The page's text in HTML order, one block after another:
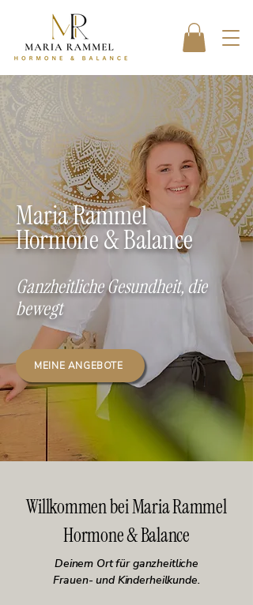
Maria Rammel
Hormone & Balance
Ganzheitliche Gesundheit, die
bewegt
MEINE ANGEBOTE
Willkommen bei Maria Rammel
Hormone & Balance
Deinem Ort für ganzheitliche
Frauen- und Kinderheilkunde.